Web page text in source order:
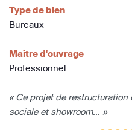
Type de bien
Bureaux
Maître d'ouvrage
Professionnel
« Ce projet de
sociale et showroom... »